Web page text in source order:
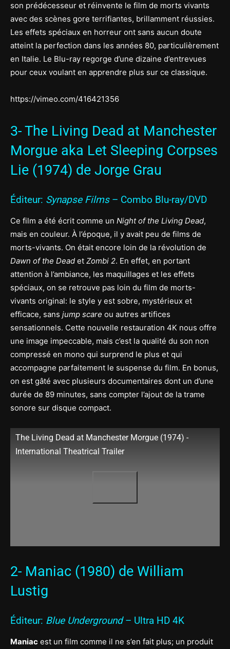
son prédécesseur et réinvente le film de morts vivants
avec des scènes gore terrifiantes, brillamment réussies.
Les effets spéciaux en horreur ont sans aucun doute
atteint la perfection dans les années 80, particulièrement
en Italie. Le Blu-ray regorge d’une dizaine d’entrevues
pour ceux voulant en apprendre plus sur ce classique.
https://vimeo.com/416421356
3- The Living Dead at Manchester
Morgue aka Let Sleeping Corpses
Lie (1974) de Jorge Grau
Éditeur: Synapse Films– Combo Blu-ray/DVD
Ce film a été écrit comme un Night of the Living Dead,
mais en couleur. À l’époque, il y avait peu de films de
morts-vivants. On était encore loin de la révolution de
Dawn of the Dead et Zombi 2. En effet, en portant
attention à l’ambiance, les maquillages et les effets
spéciaux, on se retrouve pas loin du film de morts-
vivants original: le style y est sobre, mystérieux et
efficace, sans jump scare ou autres artifices
sensationnels. Cette nouvelle restauration 4K nous offre
une image impeccable, mais c’est la qualité du son non
compressé en mono qui surprend le plus et qui
accompagne parfaitement le suspense du film. En bonus,
on est gâté avec plusieurs documentaires dont un d’une
durée de 89 minutes, sans compter l’ajout de la trame
sonore sur disque compact.
The Living Dead at Manchester Morgue (1974) -
International Theatrical Trailer
2- Maniac (1980) de William
Lustig
Éditeur: Blue Underground– Ultra HD 4K
Maniac est un film comme il ne s’en fait plus; un produit